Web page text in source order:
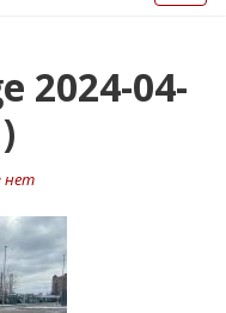
Выкл
2024-04-
нет